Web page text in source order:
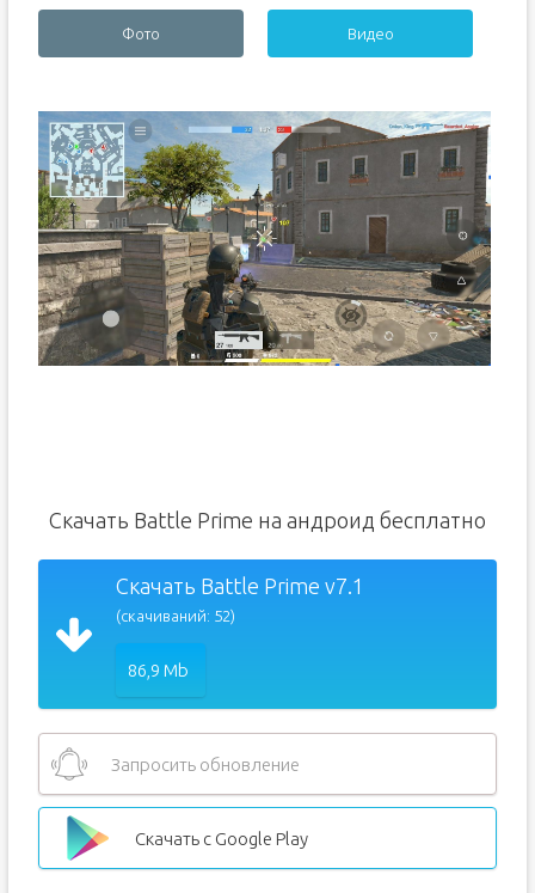
Фото Видео
Скачать Battle Prime на андроид бесплатно
Скачать Battle Prime v7.1
(скачиваний: 52)
86,9 Mb
Запросить обновление
Скачать с Google Play